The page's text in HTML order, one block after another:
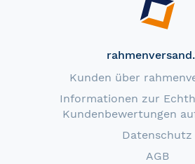
Kunden über
Informationen zur
Kundenbewertungen
Datenschutz
AGB